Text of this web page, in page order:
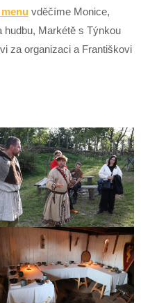
vděčíme Monice,
hudbu, Markétě s Týnkou
za organizaci a Františkovi